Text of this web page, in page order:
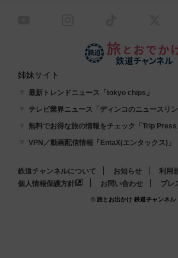
姉妹サイト
最新トレンドニュース「tokyo chips」
テレビ業界ニュース「ディンコのニュースリン
無料でお得な旅の情報をチェック「Trip Press
VPN／動画配信情報「EntaX(エンタックス)」
鉄道チャンネルについて お知らせ 利用
個人情報保護方針
お問い合わせ プレ
© 旅とお出かけ 鉄道チャンネル